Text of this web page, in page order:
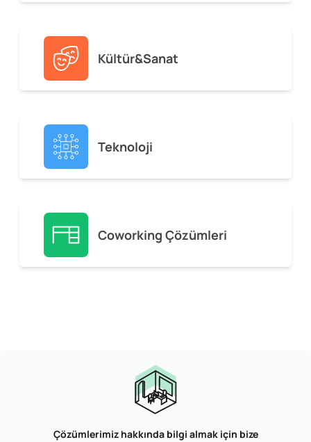
Kültür&Sanat
Teknoloji
Coworking Çözümleri
Çözümlerimiz hakkında bilgi almak için bize